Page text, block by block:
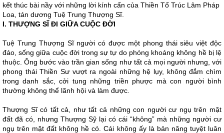
kết thúc bài nầy với những lời kính cẩn của Thiền Tổ Trúc Lâm Pháp
Loa, tán dương Tuệ Trung Thượng Sĩ.
I. THƯỢNG SĨ ĐI GIỮA CUỘC ĐỜI
Tuệ Trung Thượng Sĩ người có được một phong thái siêu việt độc
đáo, sống giữa cuộc đời trong sự tự do phóng khoáng không hề bị lệ
thuộc. Ông bước vào trần gian sống như tất cả mọi người nhưng, với
phong thái Thiền Sư vượt ra ngoài những hệ lụy, không đắm chìm
trong danh sắc, cởi tung những triền phược mà con người bình
thường không thể lãnh hội và làm được.
Thượng Sĩ có tất cả, như tất cả những con người cư ngụ trên mặt
đất đã có, nhưng Thượng Sỹ lại có cái “không” mà những người cư
ngụ trên mặt đất không hề có. Cái không ấy là bản năng tuyệt luân